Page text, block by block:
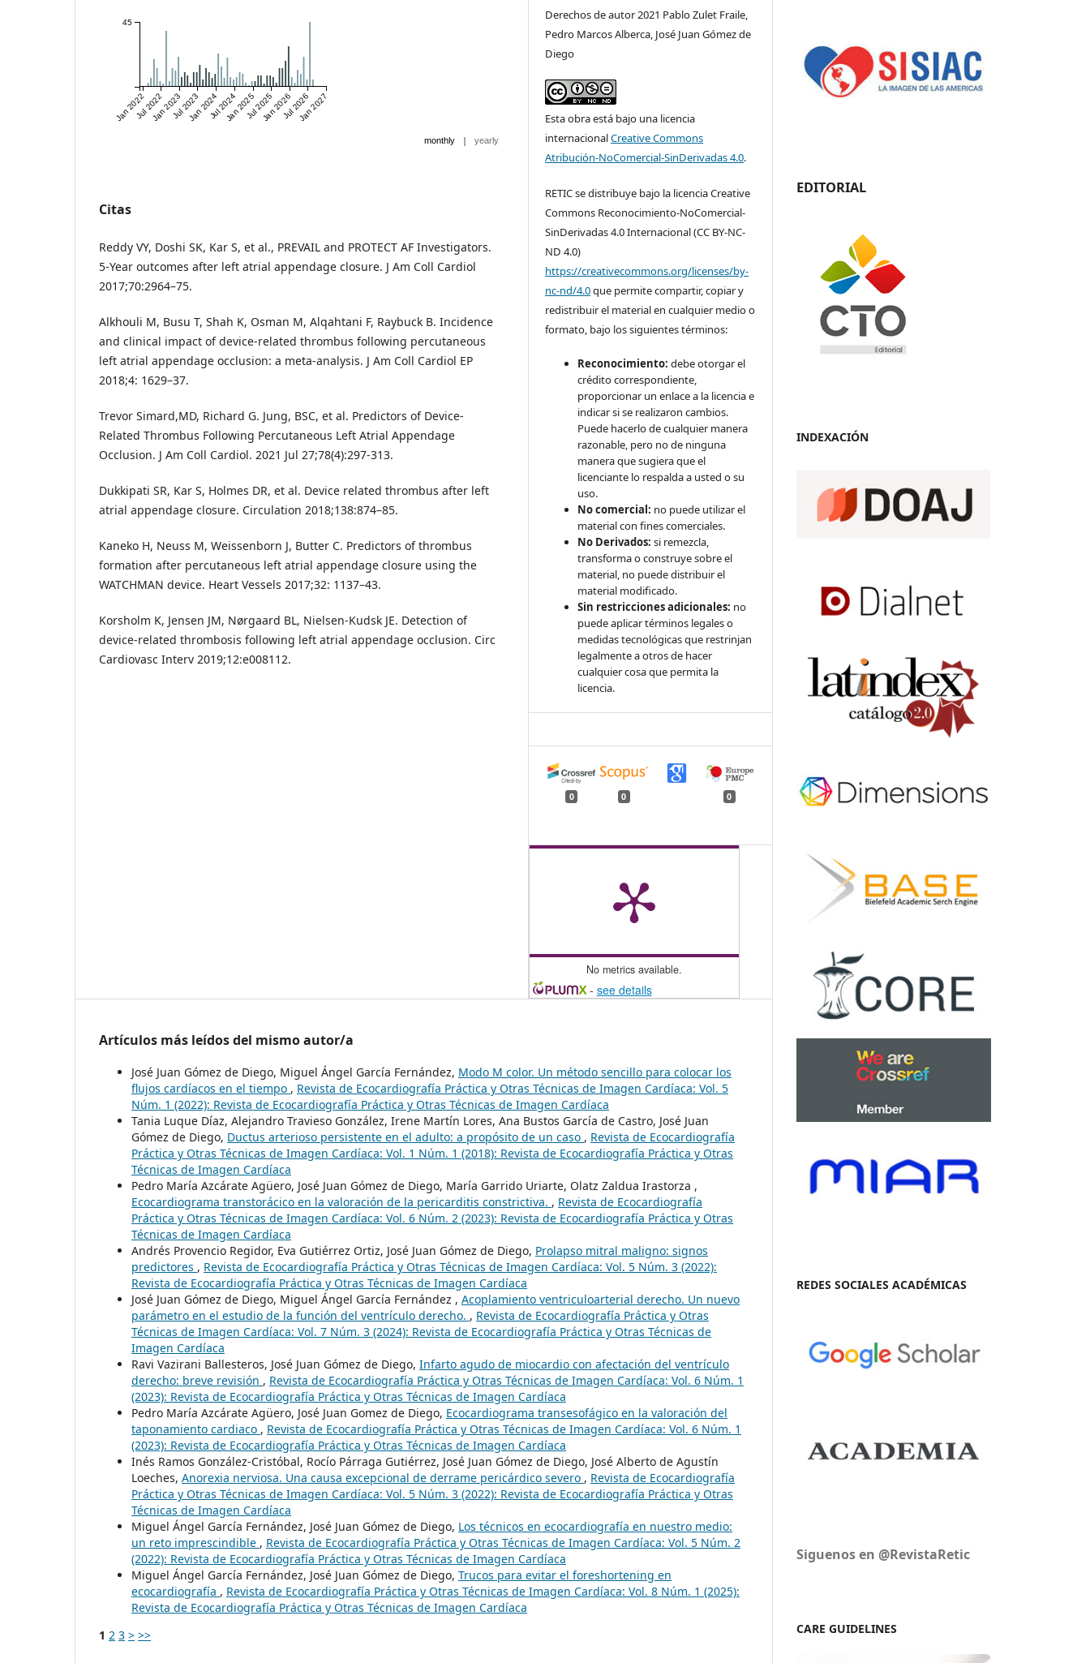
Jan 2022Jul 2022Jan 2023Jul 2023Jan 2024Jul 2024Jan 2025Jul 2025Jan 2026Jul 2026Jan 2027
45
monthly | yearly
Citas
Reddy VY, Doshi SK, Kar S, et al., PREVAIL and PROTECT AF Investigators.
5-Year outcomes after left atrial appendage closure. J Am Coll Cardiol
2017;70:2964–75.
Alkhouli M, Busu T, Shah K, Osman M, Alqahtani F, Raybuck B. Incidence
and clinical impact of device-related thrombus following percutaneous
left atrial appendage occlusion: a meta-analysis. J Am Coll Cardiol EP
2018;4: 1629–37.
Trevor Simard,MD, Richard G. Jung, BSC, et al. Predictors of Device-
Related Thrombus Following Percutaneous Left Atrial Appendage
Occlusion. J Am Coll Cardiol. 2021 Jul 27;78(4):297-313.
Dukkipati SR, Kar S, Holmes DR, et al. Device related thrombus after left
atrial appendage closure. Circulation 2018;138:874–85.
Kaneko H, Neuss M, Weissenborn J, Butter C. Predictors of thrombus
formation after percutaneous left atrial appendage closure using the
WATCHMAN device. Heart Vessels 2017;32: 1137–43.
Korsholm K, Jensen JM, Nørgaard BL, Nielsen-Kudsk JE. Detection of
device-related thrombosis following left atrial appendage occlusion. Circ
Cardiovasc Interv 2019;12:e008112.
Derechos de autor 2021 Pablo Zulet Fraile,
Pedro Marcos Alberca, José Juan Gómez de
Diego
Esta obra está bajo una licencia
internacionalCreative Commons
Atribución-NoComercial-SinDerivadas 4.0.
RETIC se distribuye bajo la licencia Creative
Commons Reconocimiento-NoComercial-
SinDerivadas 4.0 Internacional (CC BY-NC-
ND 4.0)
https://creativecommons.org/licenses/by-
nc-nd/4.0que permite compartir, copiar y
redistribuir el material en cualquier medio o
formato, bajo los siguientes términos:
Reconocimiento: debe otorgar el
crédito correspondiente,
proporcionar un enlace a la licencia e
indicar si se realizaron cambios.
Puede hacerlo de cualquier manera
razonable, pero no de ninguna
manera que sugiera que el
licenciante lo respalda a usted o su
uso.
No comercial: no puede utilizar el
material con fines comerciales.
No Derivados: si remezcla,
transforma o construye sobre el
material, no puede distribuir el
material modificado.
Sin restricciones adicionales: no
puede aplicar términos legales o
medidas tecnológicas que restrinjan
legalmente a otros de hacer
cualquier cosa que permita la
licencia.
0 0 0
No metrics available.
- see details
Artículos más leídos del mismo autor/a
José Juan Gómez de Diego, Miguel Ángel García Fernández, Modo M color. Un método sencillo para colocar los
flujos cardíacos en el tiempo , Revista de Ecocardiografía Práctica y Otras Técnicas de Imagen Cardíaca: Vol. 5
Núm. 1 (2022): Revista de Ecocardiografía Práctica y Otras Técnicas de Imagen Cardíaca
Tania Luque Díaz, Alejandro Travieso González, Irene Martín Lores, Ana Bustos García de Castro, José Juan
Gómez de Diego, Ductus arterioso persistente en el adulto: a propósito de un caso , Revista de Ecocardiografía
Práctica y Otras Técnicas de Imagen Cardíaca: Vol. 1 Núm. 1 (2018): Revista de Ecocardiografía Práctica y Otras
Técnicas de Imagen Cardíaca
Pedro María Azcárate Agüero, José Juan Gómez de Diego, María Garrido Uriarte, Olatz Zaldua Irastorza ,
Ecocardiograma transtorácico en la valoración de la pericarditis constrictiva. , Revista de Ecocardiografía
Práctica y Otras Técnicas de Imagen Cardíaca: Vol. 6 Núm. 2 (2023): Revista de Ecocardiografía Práctica y Otras
Técnicas de Imagen Cardíaca
Andrés Provencio Regidor, Eva Gutiérrez Ortiz, José Juan Gómez de Diego, Prolapso mitral maligno: signos
predictores , Revista de Ecocardiografía Práctica y Otras Técnicas de Imagen Cardíaca: Vol. 5 Núm. 3 (2022):
Revista de Ecocardiografía Práctica y Otras Técnicas de Imagen Cardíaca
José Juan Gómez de Diego, Miguel Ángel García Fernández , Acoplamiento ventriculoarterial derecho. Un nuevo
parámetro en el estudio de la función del ventrículo derecho. , Revista de Ecocardiografía Práctica y Otras
Técnicas de Imagen Cardíaca: Vol. 7 Núm. 3 (2024): Revista de Ecocardiografía Práctica y Otras Técnicas de
Imagen Cardíaca
Ravi Vazirani Ballesteros, José Juan Gómez de Diego, Infarto agudo de miocardio con afectación del ventrículo
derecho: breve revisión , Revista de Ecocardiografía Práctica y Otras Técnicas de Imagen Cardíaca: Vol. 6 Núm. 1
(2023): Revista de Ecocardiografía Práctica y Otras Técnicas de Imagen Cardíaca
Pedro María Azcárate Agüero, José Juan Gomez de Diego, Ecocardiograma transesofágico en la valoración del
taponamiento cardiaco , Revista de Ecocardiografía Práctica y Otras Técnicas de Imagen Cardíaca: Vol. 6 Núm. 1
(2023): Revista de Ecocardiografía Práctica y Otras Técnicas de Imagen Cardíaca
Inés Ramos González-Cristóbal, Rocío Párraga Gutiérrez, José Juan Gómez de Diego, José Alberto de Agustín
Loeches, Anorexia nerviosa. Una causa excepcional de derrame pericárdico severo , Revista de Ecocardiografía
Práctica y Otras Técnicas de Imagen Cardíaca: Vol. 5 Núm. 3 (2022): Revista de Ecocardiografía Práctica y Otras
Técnicas de Imagen Cardíaca
Miguel Ángel García Fernández, José Juan Gómez de Diego, Los técnicos en ecocardiografía en nuestro medio:
un reto imprescindible , Revista de Ecocardiografía Práctica y Otras Técnicas de Imagen Cardíaca: Vol. 5 Núm. 2
(2022): Revista de Ecocardiografía Práctica y Otras Técnicas de Imagen Cardíaca
Miguel Ángel García Fernández, José Juan Gómez de Diego, Trucos para evitar el foreshortening en
ecocardiografía , Revista de Ecocardiografía Práctica y Otras Técnicas de Imagen Cardíaca: Vol. 8 Núm. 1 (2025):
Revista de Ecocardiografía Práctica y Otras Técnicas de Imagen Cardíaca
1 2 3 > >>
EDITORIAL
INDEXACIÓN
REDES SOCIALES ACADÉMICAS
Siguenos en @RevistaRetic
CARE GUIDELINES